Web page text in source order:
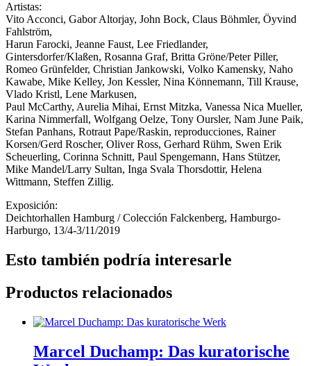
Artistas:
Vito Acconci, Gabor Altorjay, John Bock, Claus Böhmler, Öyvind
Fahlström,
Harun Farocki, Jeanne Faust, Lee Friedlander,
Gintersdorfer/Klaßen, Rosanna Graf, Britta Gröne/Peter Piller,
Romeo Grünfelder, Christian Jankowski, Volko Kamensky, Naho
Kawabe, Mike Kelley, Jon Kessler, Nina Könnemann, Till Krause,
Vlado Kristl, Lene Markusen,
Paul McCarthy, Aurelia Mihai, Ernst Mitzka, Vanessa Nica Mueller,
Karina Nimmerfall, Wolfgang Oelze, Tony Oursler, Nam June Paik,
Stefan Panhans, Rotraut Pape/Raskin, reproducciones, Rainer
Korsen/Gerd Roscher, Oliver Ross, Gerhard Rühm, Swen Erik
Scheuerling, Corinna Schnitt, Paul Spengemann, Hans Stützer,
Mike Mandel/Larry Sultan, Inga Svala Thorsdottir, Helena
Wittmann, Steffen Zillig.
Exposición:
Deichtorhallen Hamburg / Colección Falckenberg, Hamburgo-
Harburgo, 13/4-3/11/2019
Esto también podría interesarle
Productos relacionados
Marcel Duchamp: Das kuratorische